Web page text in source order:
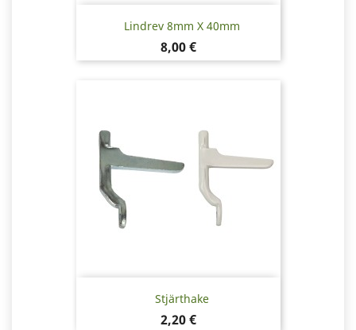
Lindrev 8mm X 40mm
Pris
8,00 €
Stjärthake
Pris
2,20 €